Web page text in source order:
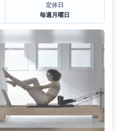
定休日
毎週月曜日